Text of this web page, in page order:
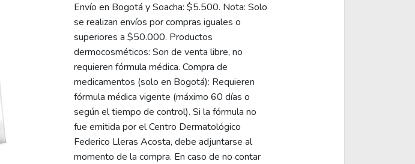
Siguiente
Envío en Bogotá y Soacha: $5.500. Nota: Solo
se realizan envíos por compras iguales o
superiores a $50.000. Productos
dermocosméticos: Son de venta libre, no
requieren fórmula médica. Compra de
medicamentos (solo en Bogotá): Requieren
fórmula médica vigente (máximo 60 días o
según el tiempo de control). Si la fórmula no
fue emitida por el Centro Dermatológico
Federico Lleras Acosta, debe adjuntarse al
momento de la compra. En caso de no contar